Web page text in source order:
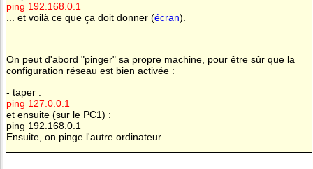
ping 192.168.0.1
... et voilà ce que ça doit donner (écran).
On peut d'abord "pinger" sa propre machine, pour être sûr que la
configuration réseau est bien activée :
- taper :
ping 127.0.0.1
et ensuite (sur le PC1) :
ping 192.168.0.1
Ensuite, on pinge l'autre ordinateur.